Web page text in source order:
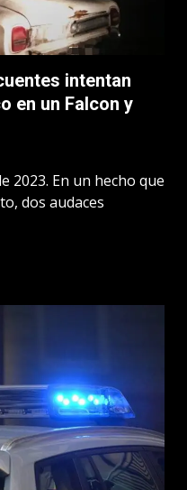
intentan
en un Falcon y
2023. En un hecho que
dos audaces